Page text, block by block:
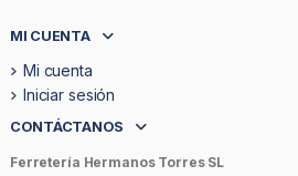
MI CUENTA
Mi cuenta
Iniciar sesión
CONTÁCTANOS
Ferretería Hermanos Torres SL